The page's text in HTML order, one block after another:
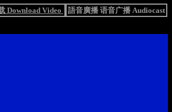
Download Video 語音廣播 语音广播 Audiocast